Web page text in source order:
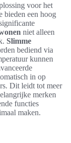
voor het
bieden een hoog
niet alleen
Slimme
bediend via
kunnen
in op
Dit leidt tot meer
merken
functies
maken.